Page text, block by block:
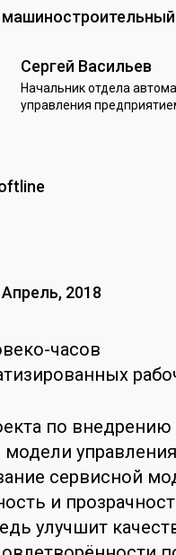
Сергей Васильев
Начальник отдела
управления
2018
часов
по внедрению
модели
сервисной
и
улучшит